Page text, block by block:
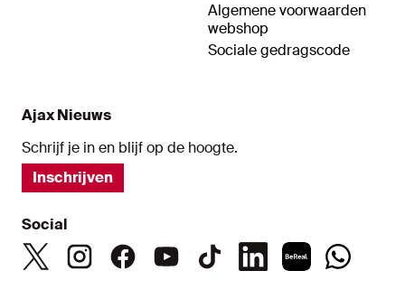
Algemene voorwaarden
webshop
Sociale gedragscode
Ajax Nieuws
Schrijf je in en blijf op de hoogte.
Inschrijven
Social